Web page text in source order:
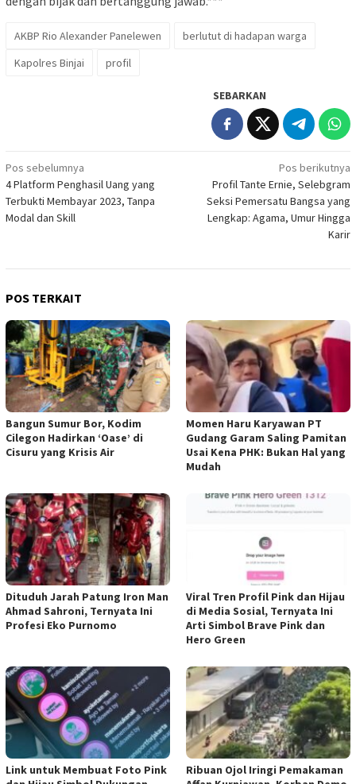
AKBP Rio Alexander Panelewen
berlutut di hadapan warga
Kapolres Binjai
profil
SEBARKAN
Navigasi
pos
Pos sebelumnya
4 Platform Penghasil Uang yang
Terbukti Membayar 2023, Tanpa
Modal dan Skill
Pos berikutnya
Profil Tante Ernie, Selebgram
Seksi Pemersatu Bangsa yang
Lengkap: Agama, Umur Hingga
Karir
POS TERKAIT
Bangun Sumur Bor, Kodim
Cilegon Hadirkan ‘Oase’ di
Cisuru yang Krisis Air
Momen Haru Karyawan PT
Gudang Garam Saling Pamitan
Usai Kena PHK: Bukan Hal yang
Mudah
Dituduh Jarah Patung Iron Man
Ahmad Sahroni, Ternyata Ini
Profesi Eko Purnomo
Viral Tren Profil Pink dan Hijau
di Media Sosial, Ternyata Ini
Arti Simbol Brave Pink dan
Hero Green
Link untuk Membuat Foto Pink
Ribuan Ojol Iringi Pemakaman